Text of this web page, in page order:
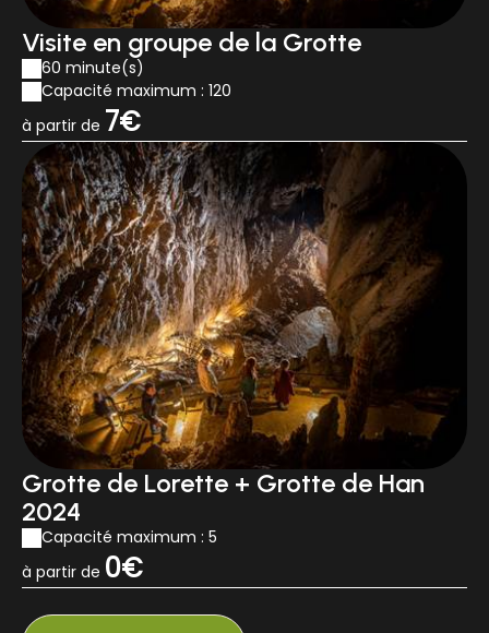
Visite en groupe de la Grotte
60 minute(s)
Capacité maximum : 120
à partir de 7€
Grotte de Lorette + Grotte de Han
2024
Capacité maximum : 5
à partir de 0€